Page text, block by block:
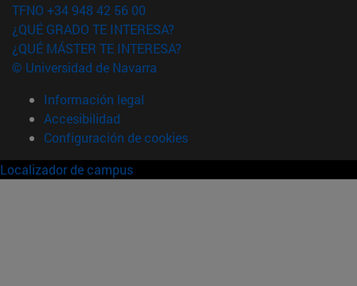
TFNO +34 948 42 56 00
¿QUÉ GRADO TE INTERESA?
¿QUÉ MÁSTER TE INTERESA?
© Universidad de Navarra
Información legal
Accesibilidad
Configuración de cookies
Localizador de campus